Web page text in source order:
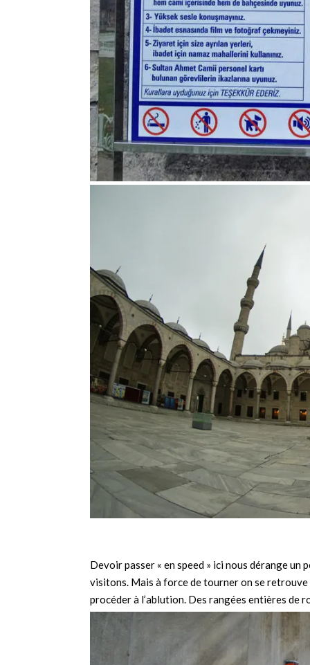
Devoir passer « en speed » ici nous dérange un
visitons. Mais à force de tourner on se retrouve
procéder à l’ablution. Des rangées entières de